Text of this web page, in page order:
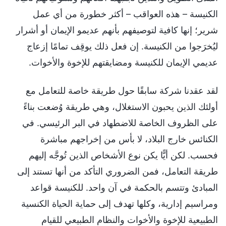
الكنيسة – هذه العواقب – أكثر خطورة من أي عمل
شرير؛ إنها كافية لتوصيفهم بأنهم عديمو الإيمان أو أشرار
ليُخرَجوا من الكنيسة. إن فعل ذلك يوقِف تمامًا إزعاج
عديمي الإيمان للكنيسة ومضايقتهم للإخوة والأخوات.
لقد عقدنا شركة سابقًا حول طريقة خاصة للتعامل مع
أولئك الذين يحبون الاستغلال، وهي طريقة وُضعت بناءً
على الظروف الخاصة للاضطهاد في البر الرئيسي. في
الكنائس خارج البلاد، لا بأس من إخراجهم مباشرة
فحسب. لكن أيًّا يكن نوع الأشخاص الذين تُوجَّه إليهم
طريقة التعامل، فمن الضروري التأكد من أنها تستند إلى
المبادئ وتتسم بالحكمة في آن واحد. للكنيسة قواعد
ومراسيم إدارية، وكلها تهدف إلى حماية الحياة الكنسية
الطبيعية للإخوة والأخوات والنظام الطبيعي للقيام